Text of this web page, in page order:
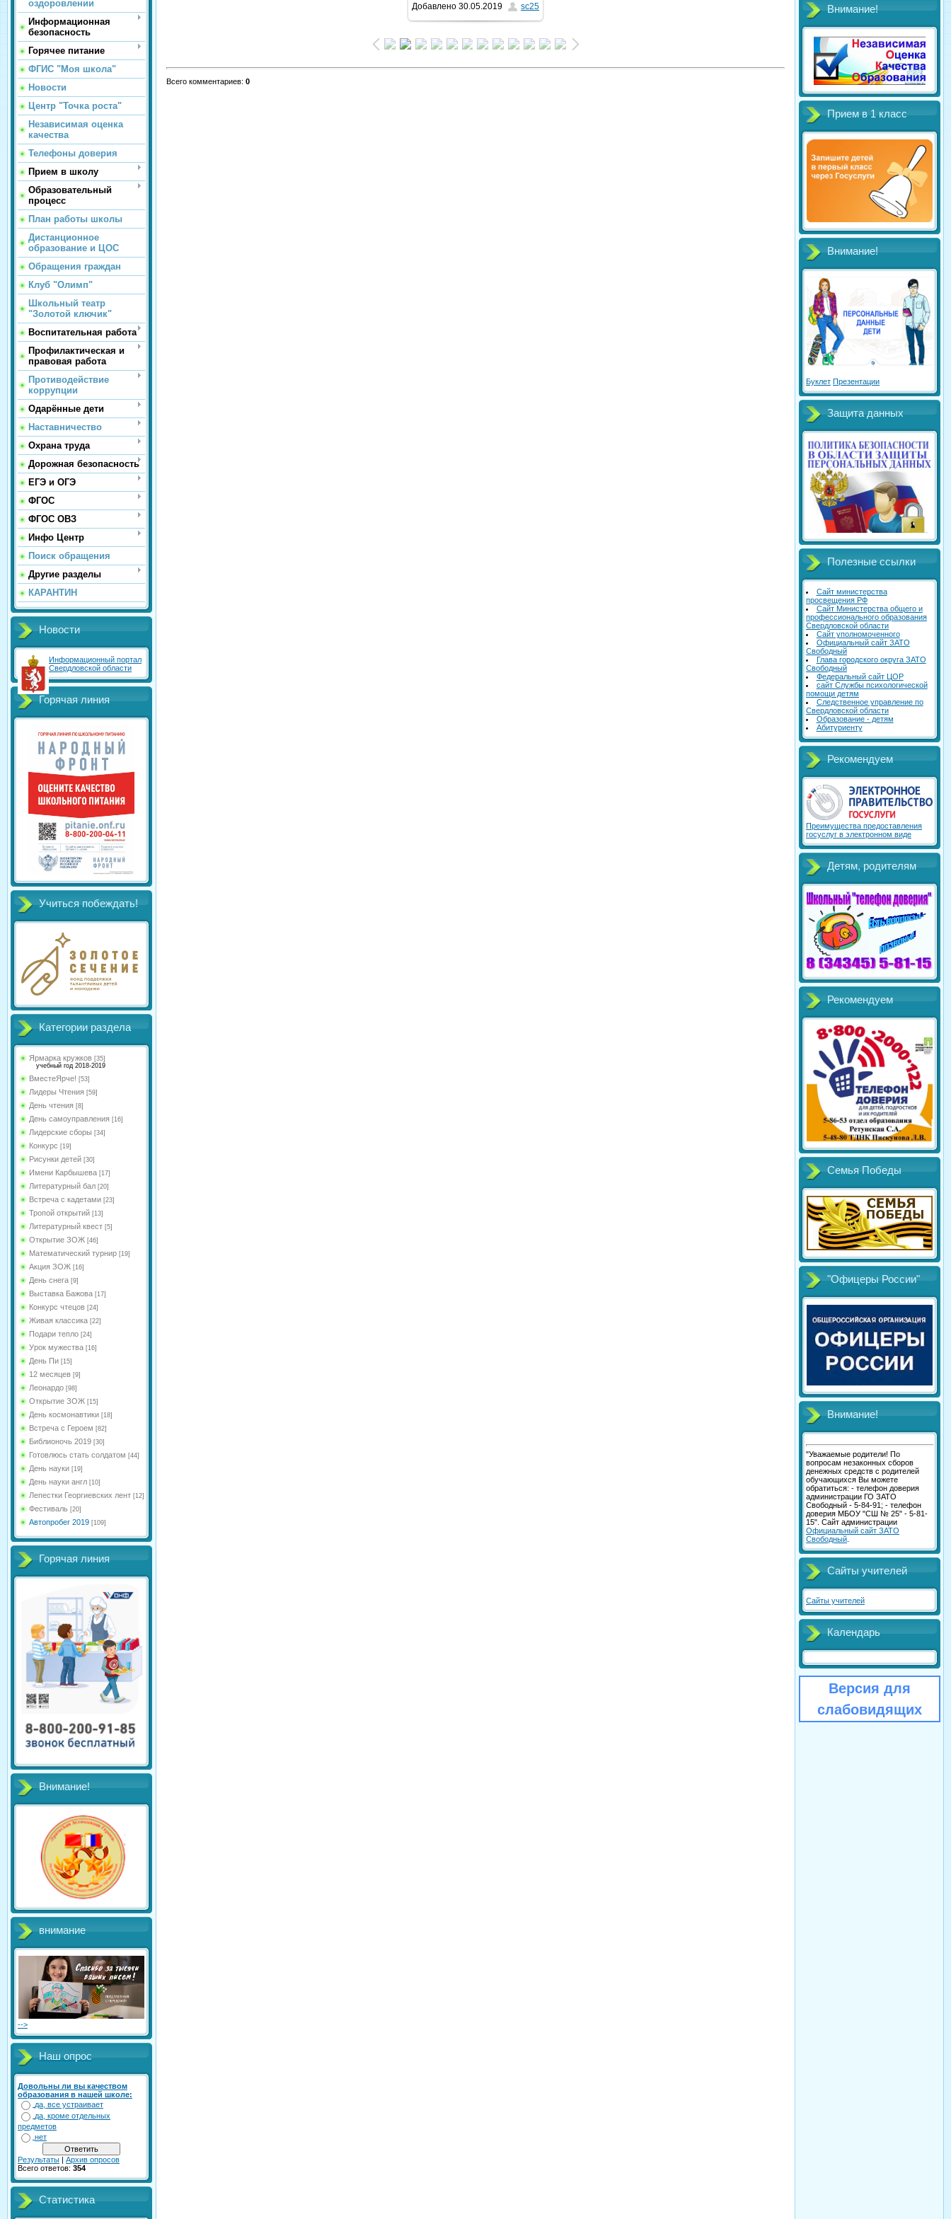
оздоровлении
Информационная
безопасность
Горячее питание
ФГИС "Моя школа"
Новости
Центр "Точка роста"
Независимая оценка
качества
Телефоны доверия
Прием в школу
Образовательный
процесс
План работы школы
Дистанционное
образование и ЦОС
Обращения граждан
Клуб "Олимп"
Школьный театр
"Золотой ключик"
Воспитательная работа
Профилактическая и
правовая работа
Противодействие
коррупции
Одарённые дети
Наставничество
Охрана труда
Дорожная безопасность
ЕГЭ и ОГЭ
ФГОС
ФГОС ОВЗ
Инфо Центр
Поиск обращения
Другие разделы
КАРАНТИН
Новости
Информационный портал
Свердловской области
Горячая линия
Учиться побеждать!
Категории раздела
Ярмарка кружков [35]
учебный год 2018-2019
ВместеЯрче! [53]
Лидеры Чтения [59]
День чтения [8]
День самоуправления [16]
Лидерские сборы [34]
Конкурс [19]
Рисунки детей [30]
Имени Карбышева [17]
Литературный бал [20]
Встреча с кадетами [23]
Тропой открытий [13]
Литературный квест [5]
Открытие ЗОЖ [46]
Математический турнир [19]
Акция ЗОЖ [16]
День снега [9]
Выставка Бажова [17]
Конкурс чтецов [24]
Живая классика [22]
Подари тепло [24]
Урок мужества [16]
День Пи [15]
12 месяцев [9]
Леонардо [98]
Открытие ЗОЖ [15]
День космонавтики [18]
Встреча с Героем [82]
Библионочь 2019 [30]
Готовлюсь стать солдатом [44]
День науки [19]
День науки англ [10]
Лепестки Георгиевских лент [12]
Фестиваль [20]
Автопробег 2019 [109]
Горячая линия
Внимание!
внимание
-->
Наш опрос
Довольны ли вы качеством
образования в нашей школе:
да, все устраивает
да, кроме отдельных
предметов
нет
Результаты | Архив опросов
Всего ответов: 354
Статистика
1024x683/ 320.6Kb
Добавлено 30.05.2019 sc25
Всего комментариев: 0
Внимание!
Прием в 1 класс
Внимание!
Буклет Презентации
Защита данных
Полезные ссылки
Сайт министерства
просвещения РФ
Сайт Министерства общего и
профессионального образования
Свердловской области
Сайт уполномоченного
Официальный сайт ЗАТО
Свободный
Глава городского округа ЗАТО
Свободный
Федеральный сайт ЦОР
сайт Службы психологической
помощи детям
Следственное управление по
Свердловской области
Образование - детям
Абитуриенту
Рекомендуем
Преимущества предоставления
госуслуг в электронном виде
Детям, родителям
Рекомендуем
Семья Победы
"Офицеры России"
Внимание!
"Уважаемые родители! По
вопросам незаконных сборов
денежных средств с родителей
обучающихся Вы можете
обратиться: - телефон доверия
администрации ГО ЗАТО
Свободный - 5-84-91; - телефон
доверия МБОУ "СШ № 25" - 5-81-
15". Сайт администрации
Официальный сайт ЗАТО
Свободный
Сайты учителей
Сайты учителей
Календарь
Версия для
слабовидящих